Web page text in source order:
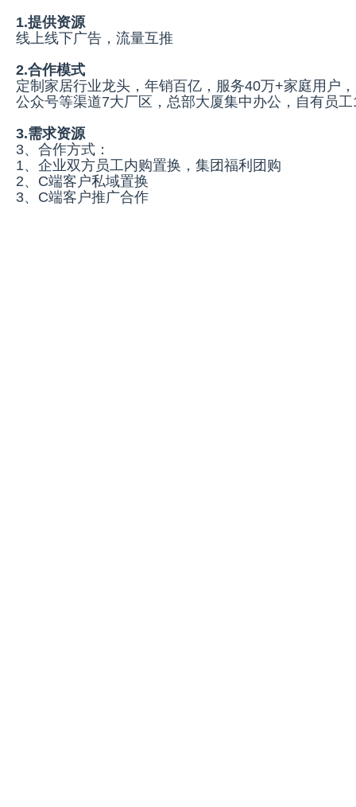
1.提供资源
线上线下广告，流量互推
2.合作模式
定制家居行业龙头，年销百亿，服务40万+家庭用户
公众号等渠道7大厂区，总部大厦集中办公，自有员
3.需求资源
3、合作方式：
1、企业双方员工内购置换，集团福利团购
2、C端客户私域置换
3、C端客户推广合作